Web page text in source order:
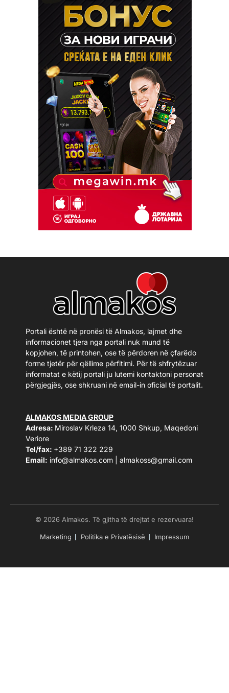
Portali është në pronësi të Almakos, lajmet dhe
informacionet tjera nga portali nuk mund të
kopjohen, të printohen, ose të përdoren në çfarëdo
forme tjetër për qëllime përfitimi. Për të shfrytëzuar
informatat e këtij portali ju lutemi kontaktoni personat
përgjegjës, ose shkruani në email-in oficial të portalit.
ALMAKOS MEDIA GROUP
Adresa: Miroslav Krleza 14, 1000 Shkup, Maqedoni
Veriore
Tel/fax: +389 71 322 229
Email: info@almakos.com almakoss@gmail.com
© 2026 Almakos. Të gjitha të drejtat e rezervuara!
Marketing Politika e Privatësisë Impressum